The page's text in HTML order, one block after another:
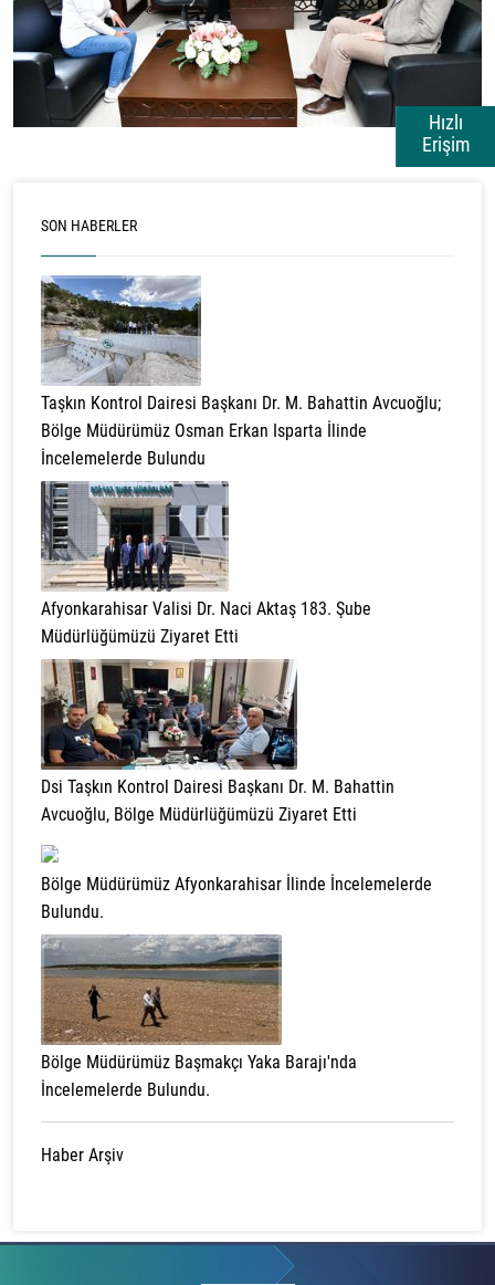
Hızlı
Erişim
SON HABERLER
Taşkın Kontrol Dairesi Başkanı Dr. M. Bahattin Avcuoğlu;
Bölge Müdürümüz Osman Erkan Isparta İlinde
İncelemelerde Bulundu
Afyonkarahisar Valisi Dr. Naci Aktaş 183. Şube
Müdürlüğümüzü Ziyaret Etti
Dsi Taşkın Kontrol Dairesi Başkanı Dr. M. Bahattin
Avcuoğlu, Bölge Müdürlüğümüzü Ziyaret Etti
Bölge Müdürümüz Afyonkarahisar İlinde İncelemelerde
Bulundu.
Bölge Müdürümüz Başmakçı Yaka Barajı'nda
İncelemelerde Bulundu.
Haber Arşiv